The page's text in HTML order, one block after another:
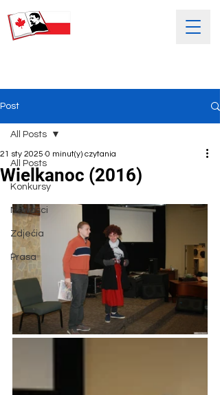
Post
All Posts
Konkursy
Nowości
Zdjećia
Prasa
All Posts
Wielkanoc (2016)
21 sty 2025 0 minut(y) czytania